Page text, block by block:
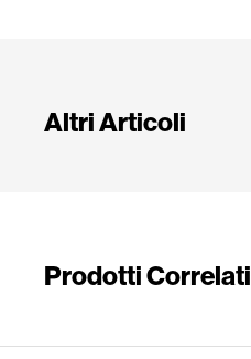
Altri Articoli
Prodotti Correlati